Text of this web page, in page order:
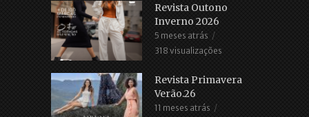
Revista Outono
Inverno 2026
5 meses atrás
318 visualizações
Revista Primavera
Verão.26
11 meses atrás